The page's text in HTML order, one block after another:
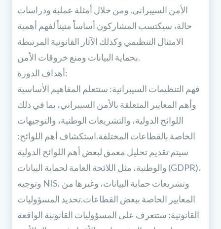
الأمن السيبراني. ومن خلال أمثلة عملية ودراسات
حالة، سيكتسب المشاركون أساساً متيناً لفهم أهمية
الامتثال التنظيمي وكذلك الآثار القانونية المرتبطة
بحماية البيانات ومنع خروقات الأمن.
أهداف الدورة:
فهم التنظيمات السيبرانية: ستتعلم المفاهيم الأساسية
وأهم المعايير المتعلقة بالأمن السيبراني، بما في ذلك
اللوائح الدولية، والتشريعات الوطنية، والتوجيهات
الخاصة بالقطاعات المختلفة.استكشاف أهم اللوائح:
سيتم تقديم تحليل معمق لبعض أهم اللوائح الدولية
والوطنية، مثل اللائحة العامة لحماية البيانات (GDPR)،
وتوجيه NIS، وتشريعات حماية البيانات، وغيرها من
المعايير الخاصة ببعض القطاعات.تحديد المسؤوليات
القانونية: ستتعرف على المسؤوليات القانونية الواقعة